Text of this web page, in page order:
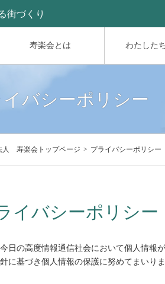
寿楽会とは わたした
街づくり
バシーポリシー
人 寿楽会トップページ プライバシーポリシー
イバシーポリシー
日の高度情報通信社会において個人情報
に基づき個人情報の保護に努めてまいりま